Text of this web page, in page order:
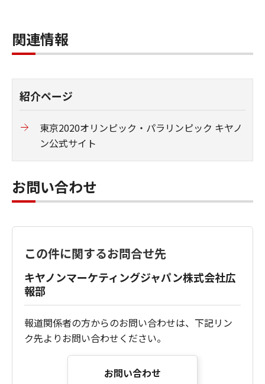
関連情報
紹介ページ
東京2020オリンピック・パラリンピック キヤノ
ン公式サイト
お問い合わせ
この件に関するお問合せ先
キヤノンマーケティングジャパン株式会社広
報部
報道関係者の方からのお問い合わせは、下記リン
ク先よりお問い合わせください。
お問い合わせ